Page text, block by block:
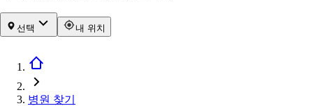
선택 내 위치
병원 찾기